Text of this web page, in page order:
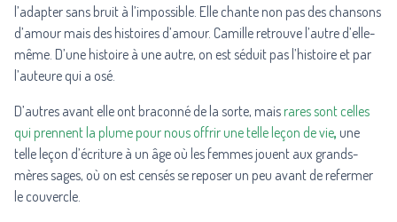
l’adapter sans bruit à l’impossible. Elle chante non pas des chansons
d’amour mais des histoires d’amour. Camille retrouve l’autre d’elle-
même. D’une histoire à une autre, on est séduit pas l’histoire et par
l’auteure qui a osé.
D’autres avant elle ont braconné de la sorte, mais rares sont celles
qui prennent la plume pour nous offrir une telle leçon de vie, une
telle leçon d’écriture à un âge où les femmes jouent aux grands-
mères sages, où on est censés se reposer un peu avant de refermer
le couvercle.